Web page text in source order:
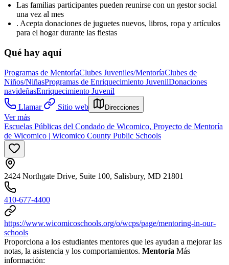
Las familias participantes pueden reunirse con un gestor social
una vez al mes
. Acepta donaciones de juguetes nuevos, libros, ropa y artículos
para el hogar durante las fiestas
Qué hay aquí
Programas de MentoríaClubes Juveniles/MentoríaClubes de
Niños/NiñasProgramas de Enriquecimiento JuvenilDonaciones
navideñasEnriquecimiento Juvenil
Llamar
Sitio web Direcciones
Ver más
Escuelas Públicas del Condado de Wicomico, Proyecto de Mentoría
de Wicomico | Wicomico County Public Schools
2424 Northgate Drive, Suite 100, Salisbury, MD 21801
410-677-4400
https://www.wicomicoschools.org/o/wcps/page/mentoring-in-our-
schools
Proporciona a los estudiantes mentores que les ayudan a mejorar las
notas, la asistencia y los comportamientos. Mentoría Más
información: